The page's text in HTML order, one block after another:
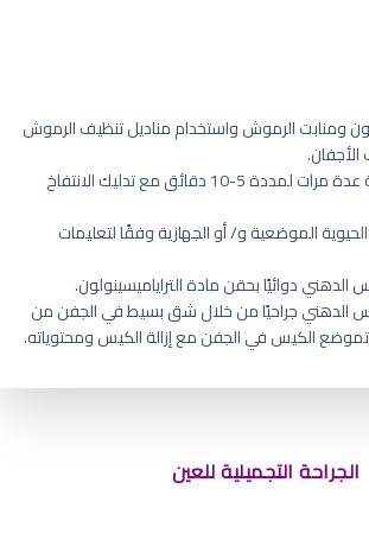
ومنابت الرموش واستخدام مناديل تنظيف الرموش
2- وضع كمادات دافئة عدة مرات لمددة 5-10 دقائق مع تدليك الانتفاخ
الموضعية و/ أو الجهازية وفقًا لتعليمات
الدهني جراحيًا من خلال شق بسيط في الجفن من
تموضع الكيس في الجفن مع إزالة الكيس ومحتوياته.
الجراحة التجميلية للعين